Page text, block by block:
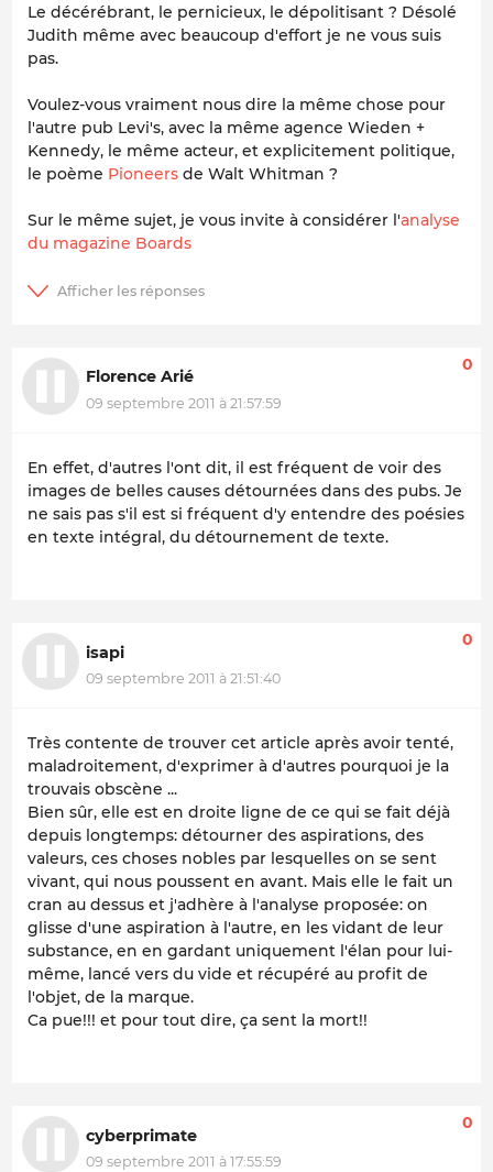
Le décérébrant, le pernicieux, le dépolitisant ? Désolé
Judith même avec beaucoup d'effort je ne vous suis
pas.
Voulez-vous vraiment nous dire la même chose pour
l'autre pub Levi's, avec la même agence Wieden +
Kennedy, le même acteur, et explicitement politique,
le poème Pioneers de Walt Whitman ?
Sur le même sujet, je vous invite à considérer l'analyse
du magazine Boards
Florence Arié
09 septembre 2011 à 21:57:59
0
En effet, d'autres l'ont dit, il est fréquent de voir des
images de belles causes détournées dans des pubs. Je
ne sais pas s'il est si fréquent d'y entendre des poésies
en texte intégral, du détournement de texte.
isapi
09 septembre 2011 à 21:51:40
0
Très contente de trouver cet article après avoir tenté,
maladroitement, d'exprimer à d'autres pourquoi je la
trouvais obscène ...
Bien sûr, elle est en droite ligne de ce qui se fait déjà
depuis longtemps: détourner des aspirations, des
valeurs, ces choses nobles par lesquelles on se sent
vivant, qui nous poussent en avant. Mais elle le fait un
cran au dessus et j'adhère à l'analyse proposée: on
glisse d'une aspiration à l'autre, en les vidant de leur
substance, en en gardant uniquement l'élan pour lui-
même, lancé vers du vide et récupéré au profit de
l'objet, de la marque.
Ca pue!!! et pour tout dire, ça sent la mort!!
cyberprimate
09 septembre 2011 à 17:55:59
0